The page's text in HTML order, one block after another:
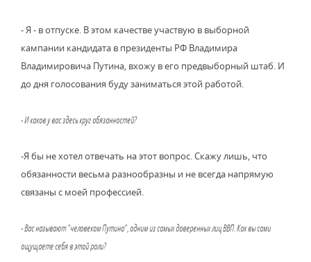
- Я - в отпуске. В этом качестве участвую в выборной
кампании кандидата в президенты РФ Владимира
Владимировича Путина, вхожу в его предвыборный штаб. И
до дня голосования буду заниматься этой работой.
- И каков у вас здесь круг обязанностей?
-Я бы не хотел отвечать на этот вопрос. Скажу лишь, что
обязанности весьма разнообразны и не всегда напрямую
связаны с моей профессией.
- Вас называют "человеком Путина", одним из самых доверенных лиц ВВП. Как вы сами
ощущаете себя в этой роли?